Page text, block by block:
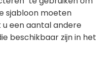
sjabloon moeten
een aantal andere
beschikbaar zijn in het